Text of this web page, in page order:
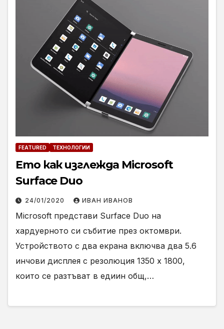
FEATURED ТЕХНОЛОГИИ
Ето как изглежда Microsoft
Surface Duo
24/01/2020 ИВАН ИВАНОВ
Microsoft представи Surface Duo на
хардуерното си събитие през октомври.
Устройството с два екрана включва два 5.6
инчови дисплея с резолюция 1350 х 1800,
които се разтъват в едиин общ,…